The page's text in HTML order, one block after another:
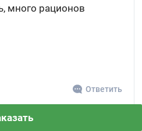
много рационов
Ответить